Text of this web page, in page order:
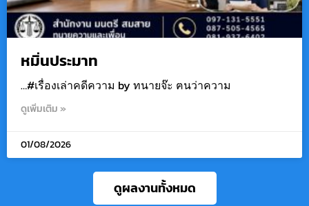
หมิ่นประมาท
…#เรื่องเล่าคดีความ by ทนายจ๊ะ ฅนว่าความ
ดูเพิ่มเติม »
01/08/2026
ดูผลงานทั้งหมด